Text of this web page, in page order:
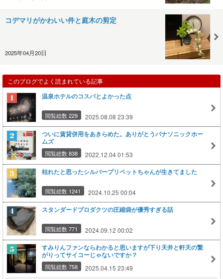
コデマリがかわいい件と庭木の剪定
2025年04月20日
このブログでよく読まれている記事
温泉ホテルのコスパとよかった点
閲覧総数 229 2025.08.08 23:39
ついに賃貸併用をあきらめた。ありがとうパナソニックホー
ムズ
閲覧総数 838 2022.12.04 01:53
枯れたと思ったシルバープリペットちゃんが生きてました
閲覧総数 1241 2024.10.25 00:04
スタンダードプロダクツの圧縮袋が優秀すぎる話
閲覧総数 771 2024.09.12 00:02
すみりんファンならわかると思いますが下り天井と軒天の繋
がりってサイコーじゃないですか？
閲覧総数 758 2025.04.15 23:49